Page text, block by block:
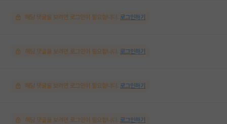
해당 댓글을 보려면 로그인이 필요합니다. 로그인하기
해당 댓글을 보려면 로그인이 필요합니다. 로그인하기
해당 댓글을 보려면 로그인이 필요합니다. 로그인하기
해당 댓글을 보려면 로그인이 필요합니다. 로그인하기